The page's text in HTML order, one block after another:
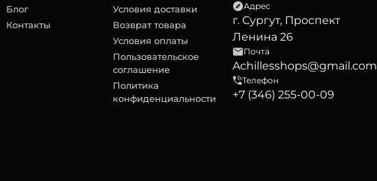
Блог
Контакты
Условия доставки
Возврат товара
Условия оплаты
Пользовательское
соглашение
Политика
конфиденциальности
Адрес
г. Сургут, Проспект
Ленина 26
Почта
Achillesshops@gmail.com
Телефон
+7 (346) 255-00-09